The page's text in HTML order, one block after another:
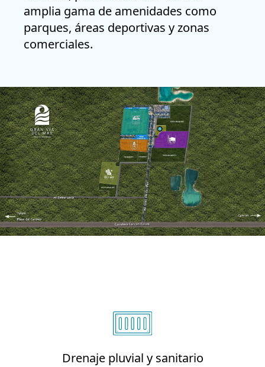
amplia gama de amenidades como
parques, áreas deportivas y zonas
comerciales.
Drenaje pluvial y sanitario